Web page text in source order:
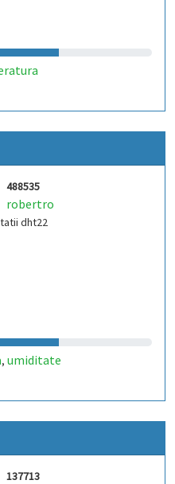
488535
robertro
dht22
, umiditate
137713